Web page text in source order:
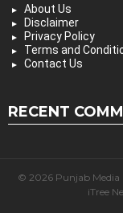
About Us
Disclaimer
Privacy Policy
Terms and
Contact Us
RECENT
© 2026 Punjab Media
iTree